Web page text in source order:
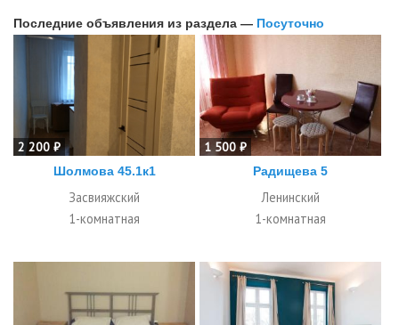
Последние объявления из раздела — Посуточно
2 200 ₽
Шолмова 45.1к1
Засвияжский
1-комнатная
1 500 ₽
Радищева 5
Ленинский
1-комнатная